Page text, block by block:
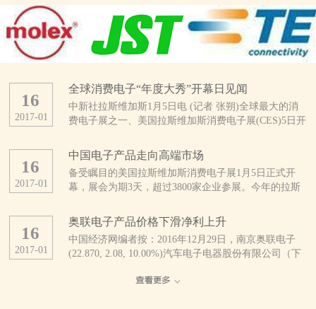
全球消费电子“年度大秀”开幕日见闻
中新社拉斯维加斯1月5日电 (记者 张朔)全球最大的消
费电子展之一、美国拉斯维加斯消费电子展(CES)5日开
呈。 当天上午，拉斯维加斯会展中心外，领取证件
的人与找停车位的车都排起了长龙。会展中心内，也是
人头攒动、摩肩接踵。 据CES主办方、美国消费技
术协会统计，今年有3800多家公司及16.5万多人参展，
备、智能终端、健康医疗、无线互联、智能家庭、物联
网等几乎整个消费技术生态系统。 此刻的拉斯维加
斯会展中心，仿佛是电子产品的海洋。为了在这片海洋
中激起更引人注目的浪花，参展者们可谓八仙过海、各
显神通。 来自中国的综合通信解决方案提供商中兴
2017-01
16
中国电子产品走向高端市场
备受瞩目的美国拉斯维加斯消费电子展1月5日正式开
幕，展会为期3天，超过3800家企业参展。今年的拉斯
超过1/3来自中国。 中国厂商推出大量新产品
美国消费技术协会近日发布的报告预计，受美元升值及
全球贸易不确定性增加的影响，2017年全球消费电子产
品支出将继续下降。但分地区看，中国、印度等亚洲新
去几年来，中国已经发展为非常成熟的消费电子市场，
2017-01
16
奥联电子产品价格下滑净利上升
中国经济网编者按：2016年12月29日，南京奥联电子
(22.870, 2.08, 10.00%)汽车电子电器股份有限公司（下
市，股票代码：300585。公司是一家专业研发、生产、
2017-01
16